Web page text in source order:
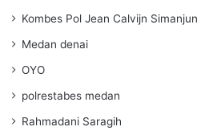
Kombes Pol Jean Calvijn
Medan denai
OYO
polrestabes medan
Rahmadani Saragih